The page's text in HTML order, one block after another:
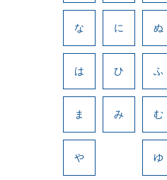
な に ぬ
は ひ ふ
ま み む
や ゆ